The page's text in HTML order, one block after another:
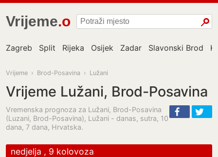
Vrijeme.one
Zagreb Split Rijeka Osijek Zadar Slavonski Brod
Vrijeme › Brod-Posavina › Lužani
Vrijeme Lužani, Brod-Posavina
Vremenska prognoza za Lužani, Brod-Posavina
(Luzani, Brod-Posavina), Lužani - danas, sutra, 10
dana, 7 dana, Hrvatska.
nedjelja , 9 kolovoza